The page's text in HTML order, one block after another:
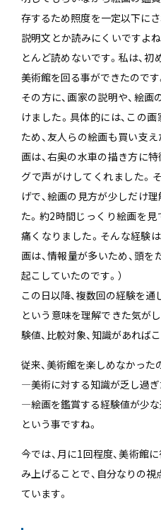
存するため照度を一定以下に
説明文とか読みにくいですよ
とんど読めないです。私は、初
美術館を回る事ができたのです
その方に、画家の説明や、絵
けました。具体的には、この
ため、友人らの絵画も買い支
画は、右奥の水車の描き方に
グで声がけしてくれました。
げで、絵画の見方が少しだけ
た。約2時間じっくり絵画を
痛くなりました。そんな経験
画は、情報量が多いため、頭
起こしていたのです。）
この日以降、複数回の経験を通
という意味を理解できた気が
験値、比較対象、知識があれば
従来、美術館を楽しめなかった
―美術に対する知識が乏し過ぎ
―絵画を鑑賞する経験値が少な
という事ですね。
今では、月に1回程度、美術館
み上げることで、自分なりの
ています。